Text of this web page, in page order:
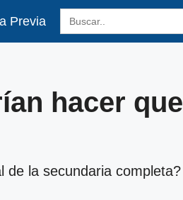
Previa Buscar:
hacer que
de la secundaria completa?